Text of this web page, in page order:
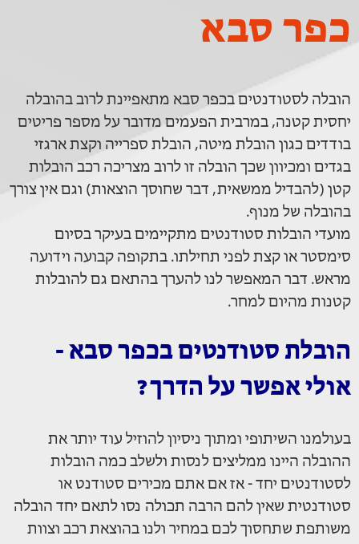
כפר סבא
הובלה לסטודנטים בכפר סבא מתאפיינת לרוב בהובלה
יחסית קטנה, במרבית הפעמים מדובר על מספר פריטים
בודדים כגון הובלת מיטה, הובלת ספרייה וקצת ארגזי
בגדים ומכיוון שכך הובלה זו לרוב מצריכה רכב הובלות
קטן (להבדיל ממשאית, דבר שחוסך הוצאות) וגם אין צורך
בהובלה של מנוף.
מועדי הובלות סטודנטים מתקיימים בעיקר בסיום
סימסטר או קצת לפני תחילתו. בתקופה קבועה וידועה
מראש. דבר המאפשר לנו להערך בהתאם גם להובלות
קטנות מהיום למחר.
הובלת סטודנטים בכפר סבא -
אולי אפשר על הדרך?
בעולמנו השיתופי ומתוך ניסיון להוזיל עוד יותר את
ההובלה היינו ממליצים לנסות ולשלב כמה הובלות
לסטודנטים יחד - אז אם אתם מכירים סטודנט או
סטודנטית שאין להם הרבה תכולה נסו לתאם יחד הובלה
משותפת שתחסוך לכם במחיר ולנו בהוצאת רכב וצוות